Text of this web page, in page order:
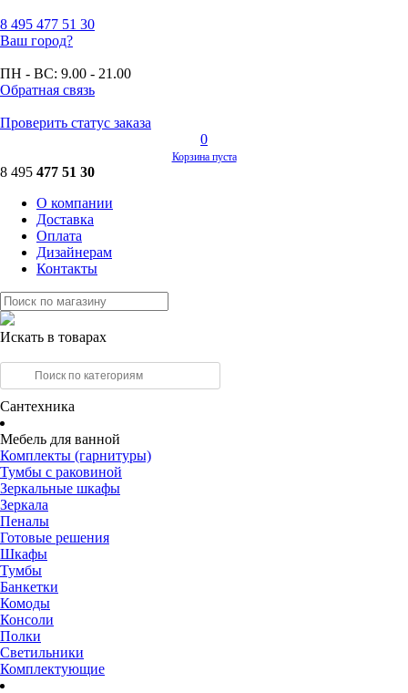
8 495 477 51 30
Ваш город?
ПН - ВС: 9.00 - 21.00
Обратная связь
Проверить статус заказа
0
Корзина пуста
8 495 477 51 30
О компании
Доставка
Оплата
Дизайнерам
Контакты
Искать в товарах
Сантехника
Мебель для ванной
Комплекты (гарнитуры)
Тумбы с раковиной
Зеркальные шкафы
Зеркала
Пеналы
Готовые решения
Шкафы
Тумбы
Банкетки
Комоды
Консоли
Полки
Светильники
Комплектующие